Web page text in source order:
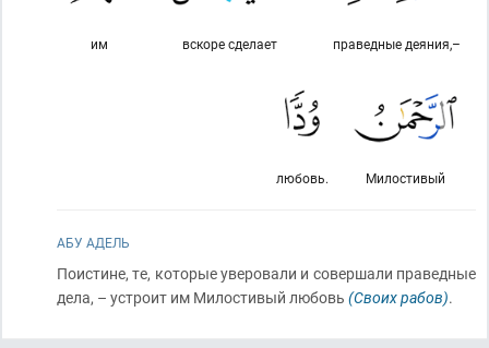
праведные деяния,–
вскоре сделает
им
Милостивый
любовь.
АБУ АДЕЛЬ
Поистине, те, которые уверовали и совершали праведные
дела, – устроит им Милостивый любовь (Своих рабов).